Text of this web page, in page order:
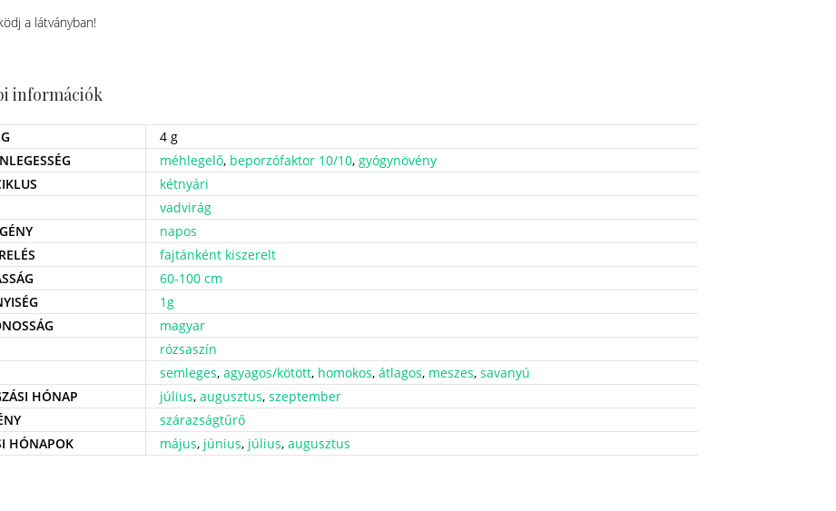
a látványban!
információk
4 g
méhlegelő, beporzófaktor 10/10, gyógynövény
kétnyári
vadvirág
napos
fajtánként kiszerelt
60-100 cm
1g
magyar
rózsaszín
semleges, agyagos/kötött, homokos, átlagos, meszes, savanyú
HÓNAP
július, augusztus, szeptember
szárazságtűrő
HÓNAPOK
május, június, július, augusztus